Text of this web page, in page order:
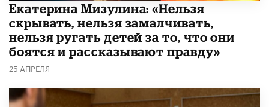
Екатерина Мизулина: «Нельзя
скрывать, нельзя замалчивать,
нельзя ругать детей за то, что они
боятся и рассказывают правду»
25 АПРЕЛЯ